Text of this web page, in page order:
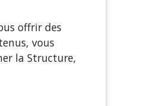
offrir des
vous
la Structure,